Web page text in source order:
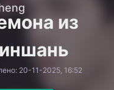
из
20-11-2025, 16:52